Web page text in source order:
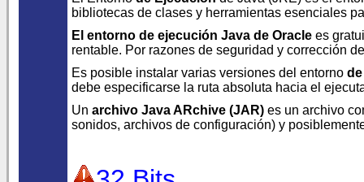
bibliotecas de clases y herramientas esenciales
El entorno de ejecución Java de Oracle es
rentable. Por razones de seguridad y corrección
Es posible instalar varias versiones del entorno
debe especificarse la ruta absoluta hacia el
Un archivo Java ARchive (JAR) es un archivo
sonidos, archivos de configuración) y